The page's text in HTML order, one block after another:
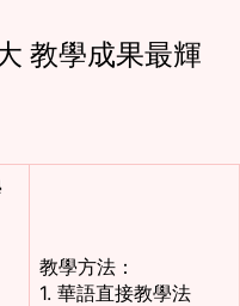
教學成果最輝
教學方法：
1. 華語直接教學法